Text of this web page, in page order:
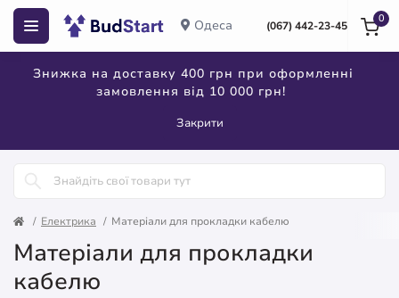
Одеса (067) 442-23-45
Знижка на доставку 400 грн при оформленні
замовлення від 10 000 грн!
Закрити
0
Електрика Матеріали для прокладки кабелю
Матеріали для прокладки
кабелю